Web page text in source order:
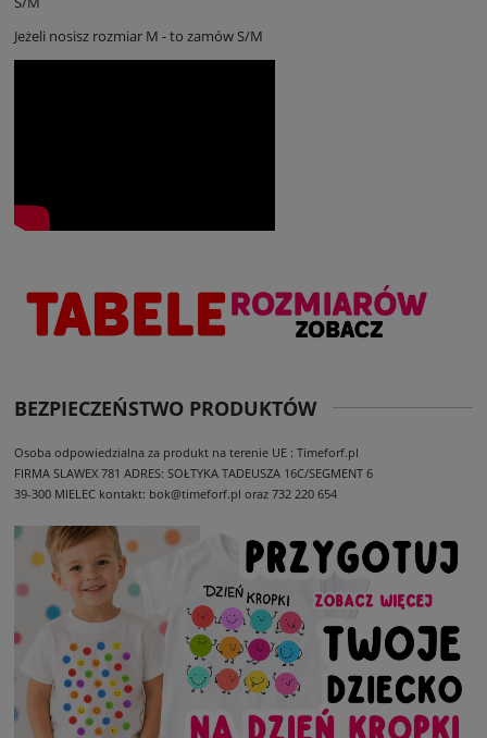
Jeżeli nosisz rozmiar M - to zamów S/M
BEZPIECZEŃSTWO PRODUKTÓW
Osoba odpowiedzialna za produkt na terenie UE : Timeforf.pl
FIRMA SLAWEX 781 ADRES: SOŁTYKA TADEUSZA 16C/SEGMENT 6
39-300 MIELEC kontakt: bok@timeforf.pl oraz 732 220 654